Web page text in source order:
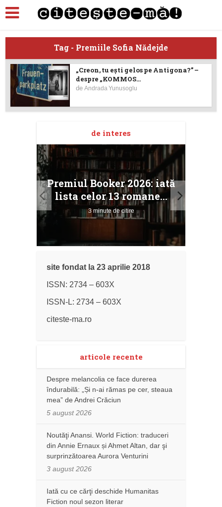
Tag - Premiile Sofia Nădejde
„Creon, tu ești gelos pe Antigona?” –
despre „KOMMOS...
deAndrada Yunusoglu
de interes
Premiul Booker 2026: iată
lista celor 13 romane...
3 minute de citire
site fondat la 23 aprilie 2018
ISSN: 2734 – 603X
ISSN-L: 2734 – 603X
citeste-ma.ro
articole recente
Despre melancolia ce face durerea
îndurabilă: „Și n-ai rămas pe cer, steaua
mea” de Andrei Crăciun
5 august 2026
Noutăţi Anansi. World Fiction: traduceri
din Annie Ernaux și Ahmet Altan, dar şi
surprinzătoarea Aurora Venturini
3 august 2026
Iată cu ce cărţi deschide Humanitas
Fiction noul sezon literar